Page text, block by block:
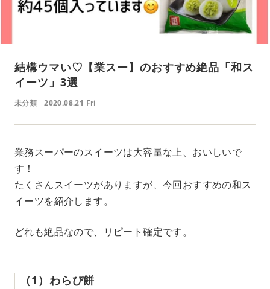
結構ウマい♡【業スー】のおすすめ絶品「和ス
イーツ」3選
未分類 2020.08.21 Fri
業務スーパーのスイーツは大容量な上、おいしいで
す！
たくさんスイーツがありますが、今回おすすめの和ス
イーツを紹介します。
どれも絶品なので、リピート確定です。
（1）わらび餅